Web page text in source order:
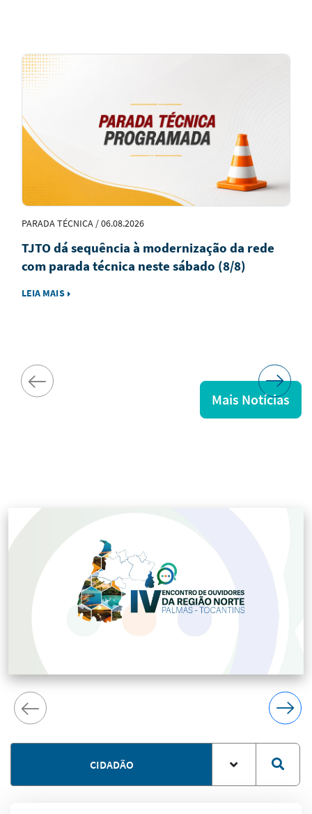
Notícias
em
PARADA TÉCNICA / 06.08.2026
TJTO dá sequência à modernização da rede
com parada técnica neste sábado (8/8)
LEIA MAIS
Mais Notícias
CIDADÃO